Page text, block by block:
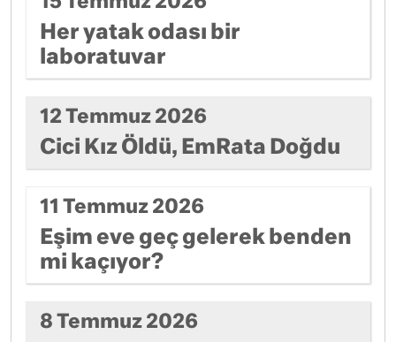
Her yatak odası bir
laboratuvar
12 Temmuz 2026
Cici Kız Öldü, EmRata Doğdu
11 Temmuz 2026
Eşim eve geç gelerek benden
mi kaçıyor?
8 Temmuz 2026